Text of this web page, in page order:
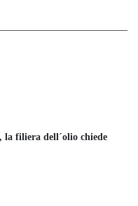
filiera dell´olio chiede